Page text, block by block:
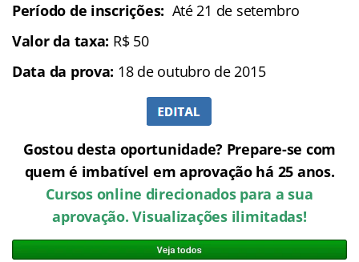
Período de inscrições: Até 21 de setembro
Valor da taxa: R$ 50
Data da prova: 18 de outubro de 2015
Gostou desta oportunidade? Prepare-se com
quem é imbatível em aprovação há 25 anos.
Cursos online direcionados para a sua
aprovação. Visualizações ilimitadas!